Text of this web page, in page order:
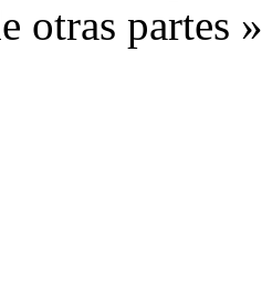
otras partes »